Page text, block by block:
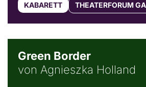
KABARETT THEATERFORUM
Green Border
von Agnieszka Holland